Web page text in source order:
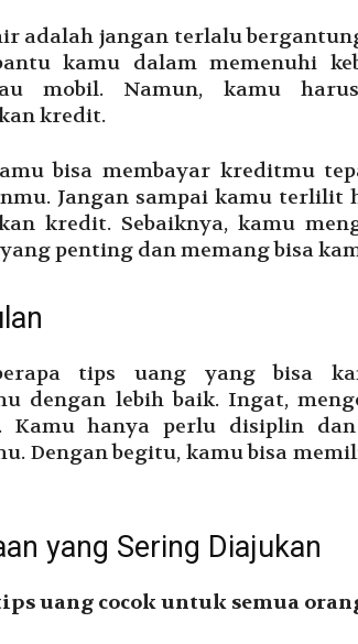
adalah jangan terlalu
kamu dalam memenuhi
mobil. Namun, kamu
kredit.
bisa membayar kreditmu
Jangan sampai kamu
kredit. Sebaiknya, kamu
penting dan memang bisa
tips uang yang bisa
dengan lebih baik. Ingat,
Kamu hanya perlu disiplin
Dengan begitu, kamu bisa
yang Sering Diajukan
uang cocok untuk semua